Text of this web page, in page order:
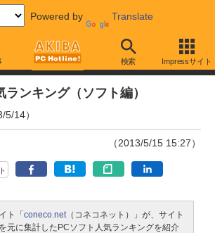
Powered by Translate
検索 Impressサイト
ンキング（ソフト編）
5/14）
（2013/5/15 15:27）
ト「 coneco.net（コネコネット）」が、サイト
元に集計したPCソフト人気ランキングを紹介